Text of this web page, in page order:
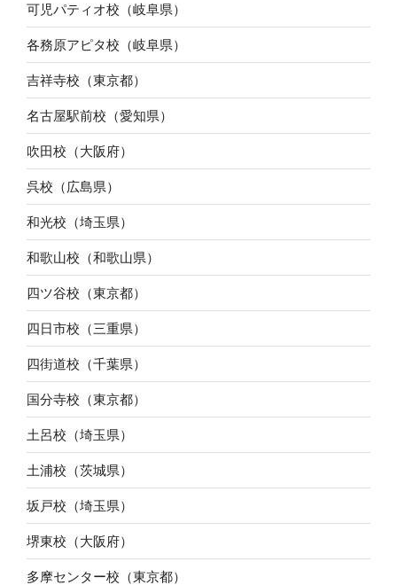
可児パティオ校（岐阜県）
各務原アピタ校（岐阜県）
吉祥寺校（東京都）
名古屋駅前校（愛知県）
吹田校（大阪府）
呉校（広島県）
和光校（埼玉県）
和歌山校（和歌山県）
四ツ谷校（東京都）
四日市校（三重県）
四街道校（千葉県）
国分寺校（東京都）
土呂校（埼玉県）
土浦校（茨城県）
坂戸校（埼玉県）
堺東校（大阪府）
多摩センター校（東京都）